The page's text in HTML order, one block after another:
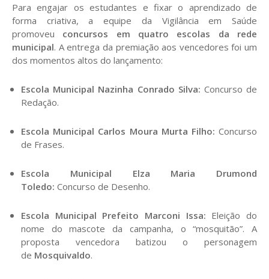
Para engajar os estudantes e fixar o aprendizado de
forma criativa, a equipe da Vigilância em Saúde
promoveu concursos em quatro escolas da rede
municipal. A entrega da premiação aos vencedores foi um
dos momentos altos do lançamento:
Escola Municipal Nazinha Conrado Silva: Concurso de
Redação.
Escola Municipal Carlos Moura Murta Filho: Concurso
de Frases.
Escola Municipal Elza Maria Drumond
Toledo: Concurso de Desenho.
Escola Municipal Prefeito Marconi Issa: Eleição do
nome do mascote da campanha, o “mosquitão”. A
proposta vencedora batizou o personagem
de Mosquivaldo.